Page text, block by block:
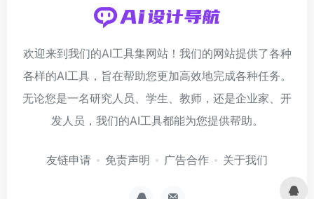
欢迎来到我们的AI工具集网站！我们的网站提供了各种
各样的AI工具，旨在帮助您更加高效地完成各种任务。
无论您是一名研究人员、学生、教师，还是企业家、开
发人员，我们的AI工具都能为您提供帮助。
友链申请 免责声明 广告合作 关于我们